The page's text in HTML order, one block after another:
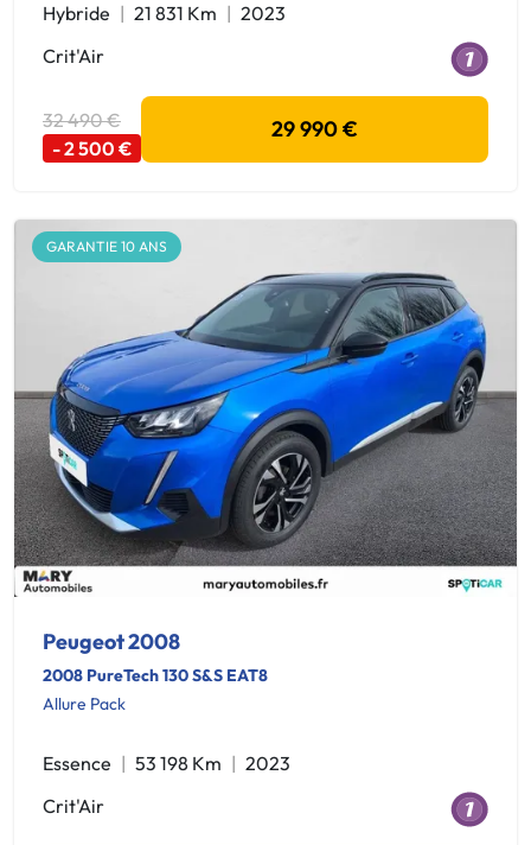
Hybride 21 831 Km
2023
Crit'Air
32 490 €
- 2 500 €
29 990 €
GARANTIE 10 ANS
Peugeot 2008
2008 PureTech 130 S&S EAT8
Allure Pack
Essence 53 198 Km
2023
Crit'Air